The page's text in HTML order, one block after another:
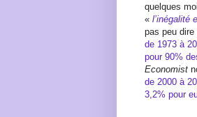
quelques
« l’inégalité
pas peu
de 1973 à
pour 90%
Economist
de 2000 à
3,2% pour